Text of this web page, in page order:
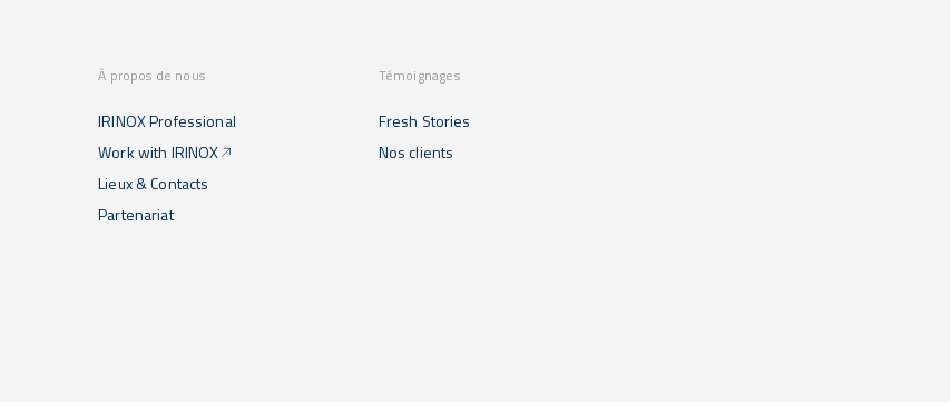
À propos de nous
IRINOX Professional
Work with IRINOX
Lieux & Contacts
Partenariat
Témoignages
Fresh Stories
Nos clients